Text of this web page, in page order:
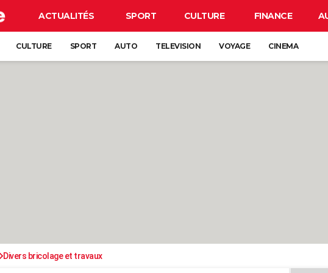
ACTUALITÉS SPORT CULTURE FINANCE
CULTURE SPORT AUTO TELEVISION VOYAGE CINEMA
Divers bricolage et travaux